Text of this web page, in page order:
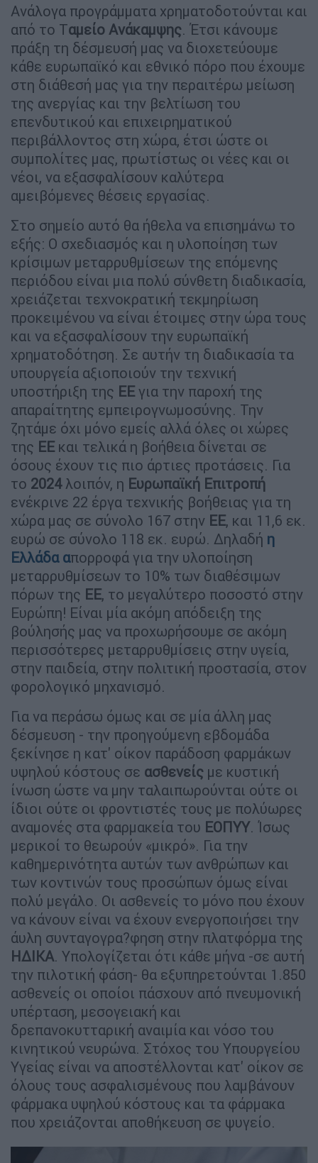
Ανάλογα προγράμματα χρηματοδοτούνται και
από το Ταμείο Ανάκαμψης. Έτσι κάνουμε
πράξη τη δέσμευσή μας να διοχετεύουμε
κάθε ευρωπαϊκό και εθνικό πόρο που έχουμε
στη διάθεσή μας για την περαιτέρω μείωση
της ανεργίας και την βελτίωση του
επενδυτικού και επιχειρηματικού
περιβάλλοντος στη χώρα, έτσι ώστε οι
συμπολίτες μας, πρωτίστως οι νέες και οι
νέοι, να εξασφαλίσουν καλύτερα
αμειβόμενες θέσεις εργασίας.
Στο σημείο αυτό θα ήθελα να επισημάνω το
εξής: Ο σχεδιασμός και η υλοποίηση των
κρίσιμων μεταρρυθμίσεων της επόμενης
περιόδου είναι μια πολύ σύνθετη διαδικασία,
χρειάζεται τεχνοκρατική τεκμηρίωση
προκειμένου να είναι έτοιμες στην ώρα τους
και να εξασφαλίσουν την ευρωπαϊκή
χρηματοδότηση. Σε αυτήν τη διαδικασία τα
υπουργεία αξιοποιούν την τεχνική
υποστήριξη της ΕΕ για την παροχή της
απαραίτητης εμπειρογνωμοσύνης. Την
ζητάμε όχι μόνο εμείς αλλά όλες οι χώρες
της ΕΕ και τελικά η βοήθεια δίνεται σε
όσους έχουν τις πιο άρτιες προτάσεις. Για
το 2024λοιπόν, η Ευρωπαϊκή Επιτροπή
ενέκρινε 22 έργα τεχνικής βοήθειας για τη
χώρα μας σε σύνολο 167 στην ΕΕ, και 11,6 εκ.
ευρώ σε σύνολο 118 εκ. ευρώ. Δηλαδή η
Ελλάδα απορροφά για την υλοποίηση
μεταρρυθμίσεων το 10% των διαθέσιμων
πόρων της ΕΕ, το μεγαλύτερο ποσοστό στην
Ευρώπη! Είναι μία ακόμη απόδειξη της
βούλησής μας να προχωρήσουμε σε ακόμη
περισσότερες μεταρρυθμίσεις στην υγεία,
στην παιδεία, στην πολιτική προστασία, στον
φορολογικό μηχανισμό.
Για να περάσω όμως και σε μία άλλη μας
δέσμευση - την προηγούμενη εβδομάδα
ξεκίνησε η κατ' οίκον παράδοση φαρμάκων
υψηλού κόστους σε ασθενείς με κυστική
ίνωση ώστε να μην ταλαιπωρούνται ούτε οι
ίδιοι ούτε οι φροντιστές τους με πολύωρες
αναμονές στα φαρμακεία του ΕΟΠΥΥ. Ίσως
μερικοί το θεωρούν «μικρό». Για την
καθημερινότητα αυτών των ανθρώπων και
των κοντινών τους προσώπων όμως είναι
πολύ μεγάλο. Οι ασθενείς το μόνο που έχουν
να κάνουν είναι να έχουν ενεργοποιήσει την
άυλη συνταγογρα?φηση στην πλατφόρμα της
ΗΔΙΚΑ. Υπολογίζεται ότι κάθε μήνα -σε αυτή
την πιλοτική φάση- θα εξυπηρετούνται 1.850
ασθενείς οι οποίοι πάσχουν από πνευμονική
υπέρταση, μεσογειακή και
δρεπανοκυτταρική αναιμία και νόσο του
κινητικού νευρώνα. Στόχος του Υπουργείου
Υγείας είναι να αποστέλλονται κατ' οίκον σε
όλους τους ασφαλισμένους που λαμβάνουν
φάρμακα υψηλού κόστους και τα φάρμακα
που χρειάζονται αποθήκευση σε ψυγείο.